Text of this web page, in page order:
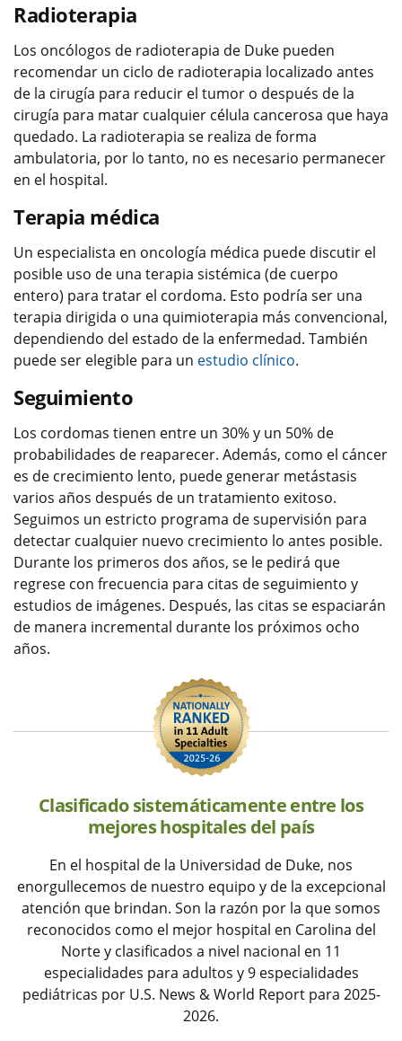
Radioterapia
Los oncólogos de radioterapia de Duke pueden
recomendar un ciclo de radioterapia​​​​​​​ localizado antes
de la cirugía para reducir el tumor o después de la
cirugía para matar cualquier célula cancerosa que haya
quedado. La radioterapia​​​​​​​ se realiza de forma
ambulatoria, por lo tanto, no es necesario permanecer
en el hospital.
Terapia médica
Un especialista en oncología médica puede discutir el
posible uso de una terapia sistémica (de cuerpo
entero) para tratar el cordoma. Esto podría ser una
terapia dirigida o una quimioterapia más convencional,
dependiendo del estado de la enfermedad. También
puede ser elegible para un estudio clínico.
Seguimiento
Los cordomas tienen entre un 30% y un 50% de
probabilidades de reaparecer. Además, como el cáncer
es de crecimiento lento, puede generar metástasis
varios años después de un tratamiento exitoso.
Seguimos un estricto programa de supervisión para
detectar cualquier nuevo crecimiento lo antes posible.
Durante los primeros dos años, se le pedirá que
regrese con frecuencia para citas de seguimiento y
estudios de imágenes. Después, las citas se espaciarán
de manera incremental durante los próximos ocho
años.
Clasificado sistemáticamente entre los
mejores hospitales del país
En el hospital de la Universidad de Duke, nos
enorgullecemos de nuestro equipo y de la excepcional
atención que brindan. Son la razón por la que somos
reconocidos como el mejor hospital en Carolina del
Norte y clasificados a nivel nacional en 11
especialidades para adultos y 9 especialidades
pediátricas por U.S. News & World Report para 2025-
2026.